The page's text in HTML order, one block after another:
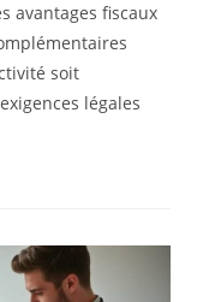
avantages fiscaux
soit
légales